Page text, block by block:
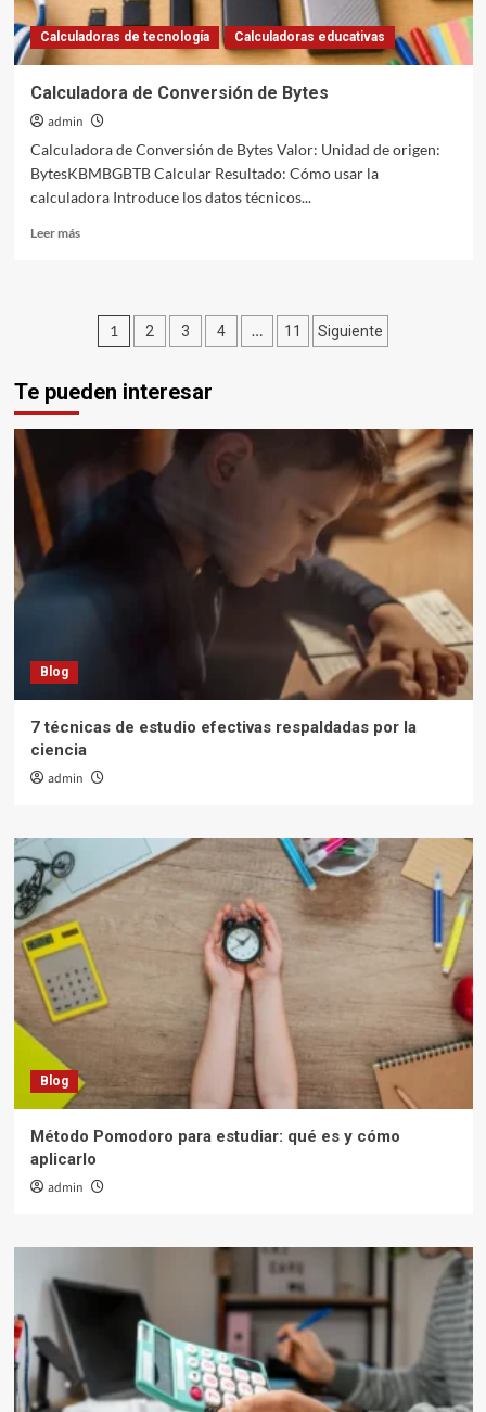
Calculadoras de tecnología Calculadoras educativas
Calculadora de Conversión de Bytes
admin
Calculadora de Conversión de Bytes Valor: Unidad de origen:
BytesKBMBGBTB Calcular Resultado: Cómo usar la
calculadora Introduce los datos técnicos...
Leer másLeer
ConversiónPaginación
entradas
1 2 3 4 … 11 Siguiente
Te pueden interesar
Blog
7 técnicas de estudio efectivas respaldadas por la
ciencia
admin
Blog
Método Pomodoro para estudiar: qué es y cómo
aplicarlo
admin